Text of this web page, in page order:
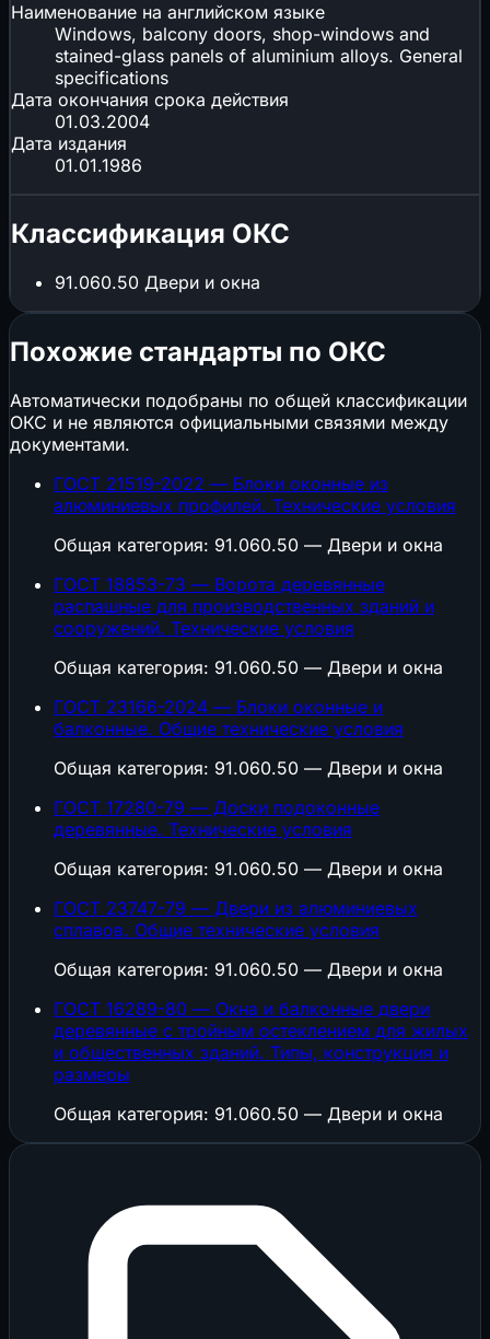
Наименование на английском языке
Windows, balcony doors, shop-windows and
stained-glass panels of aluminium alloys. General
specifications
Дата окончания срока действия
01.03.2004
Дата издания
01.01.1986
Классификация ОКС
91.060.50 Двери и окна
Похожие стандарты по ОКС
Автоматически подобраны по общей классификации
ОКС и не являются официальными связями между
документами.
ГОСТ 21519-2022 — Блоки оконные из
алюминиевых профилей. Технические условия
Общая категория: 91.060.50 — Двери и окна
ГОСТ 18853-73 — Ворота деревянные
распашные для производственных зданий и
сооружений. Технические условия
Общая категория: 91.060.50 — Двери и окна
ГОСТ 23166-2024 — Блоки оконные и
балконные. Общие технические условия
Общая категория: 91.060.50 — Двери и окна
ГОСТ 17280-79 — Доски подоконные
деревянные. Технические условия
Общая категория: 91.060.50 — Двери и окна
ГОСТ 23747-79 — Двери из алюминиевых
сплавов. Общие технические условия
Общая категория: 91.060.50 — Двери и окна
ГОСТ 16289-80 — Окна и балконные двери
деревянные с тройным остеклением для жилых
и общественных зданий. Типы, конструкция и
размеры
Общая категория: 91.060.50 — Двери и окна